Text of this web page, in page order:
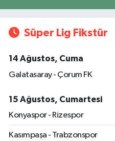
Süper Lig Fikstür
14 Ağustos, Cuma
Galatasaray - Çorum FK
15 Ağustos, Cumartesi
Konyaspor - Rizespor
Kasımpaşa - Trabzonspor